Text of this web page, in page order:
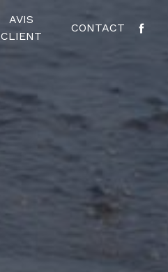
AVIS
CLIENT
CONTACT